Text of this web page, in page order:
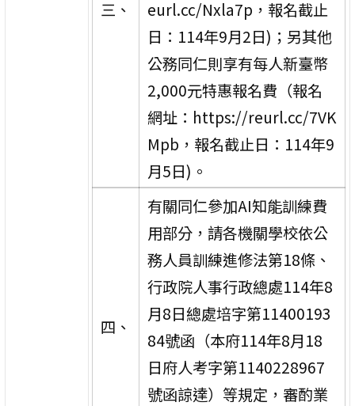
三、
eurl.cc/Nxla7p，報名截止
日：114年9月2日)；另其他
公務同仁則享有每人新臺幣
2,000元特惠報名費（報名
網址：https://reurl.cc/7VK
Mpb，報名截止日：114年9
月5日)。
四、
有關同仁參加AI知能訓練費
用部分，請各機關學校依公
務人員訓練進修法第18條、
行政院人事行政總處114年8
月8日總處培字第11400193
84號函（本府114年8月18
日府人考字第1140228967
號函諒達）等規定，審酌業